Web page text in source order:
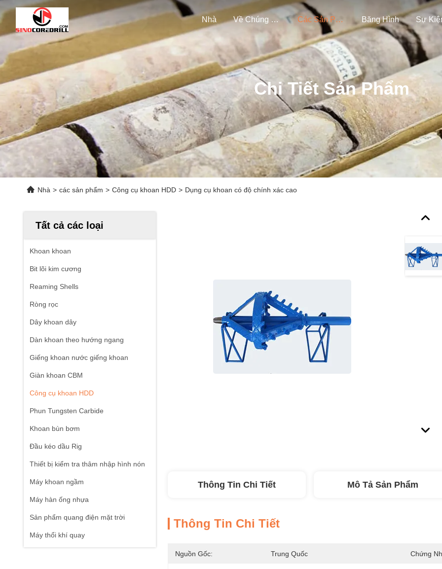
Nhà Về Chúng Tôi Các Sản Phẩm Băng Hình Sự
Chi Tiết Sản Phẩm
Nhà > các sản phẩm > Công cụ khoan HDD > Dụng cụ khoan có độ chính xác cao
Tất cả các loại
Khoan khoan
Bit lõi kim cương
Reaming Shells
Ròng rọc
Dây khoan dây
Dàn khoan theo hướng ngang
Giếng khoan nước giếng khoan
Giàn khoan CBM
Công cụ khoan HDD
Phun Tungsten Carbide
Khoan bùn bơm
Đầu kéo dầu Rig
Thiết bị kiểm tra thâm nhập hình nón
Máy khoan ngầm
Máy hàn ống nhựa
Sản phẩm quang điện mặt trời
Máy thổi khí quay
Thông Tin Chi Tiết Mô Tả Sản Phẩm
Thông Tin Chi Tiết
Nguồn Gốc: Trung Quốc Chứng